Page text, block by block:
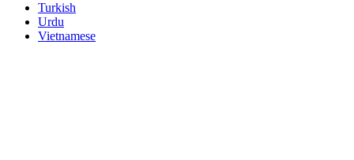
Turkish
Urdu
Vietnamese